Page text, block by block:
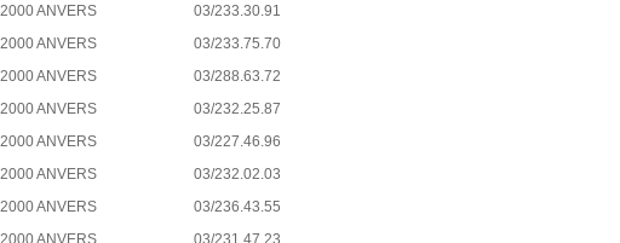
2000 ANVERS
03/233.30.91
2000 ANVERS
03/233.75.70
2000 ANVERS
03/288.63.72
2000 ANVERS
03/232.25.87
2000 ANVERS
03/227.46.96
2000 ANVERS
03/232.02.03
2000 ANVERS
03/236.43.55
2000 ANVERS 03/231.47.23